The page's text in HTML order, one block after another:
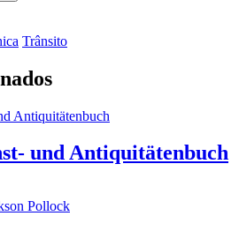
Trânsito
und Antiquitätenbuch